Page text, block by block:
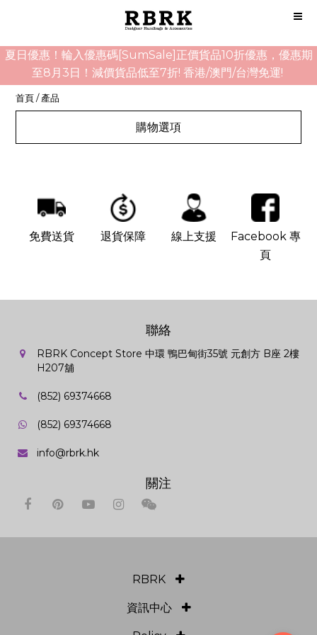
夏日優惠！輪入優惠碼[SumSale]正價貨品10折優惠，優惠期
至8月3日！減價貨品低至7折! 香港/澳門/台灣免運!
首頁/產品
購物選項
免費送貨 退貨保障 線上支援
Facebook 專
頁
聯絡
RBRK Concept Store 中環 鴨巴甸街35號 元創方 B座 2樓
H207舖
(852) 69374668
(852) 69374668
info@rbrk.hk
關注
RBRK
資訊中心